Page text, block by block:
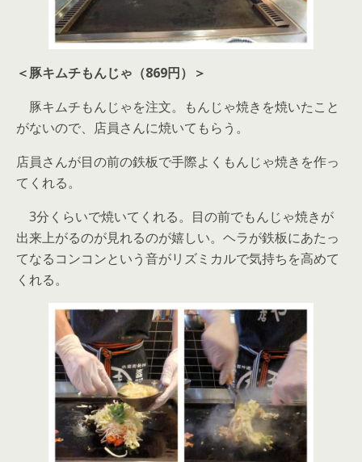
＜豚キムチもんじゃ（869円）＞
豚キムチもんじゃを注文。もんじゃ焼きを焼いたこと
がないので、店員さんに焼いてもらう。
店員さんが目の前の鉄板で手際よくもんじゃ焼きを作っ
てくれる。
3分くらいで焼いてくれる。目の前でもんじゃ焼きが
出来上がるのが見れるのが嬉しい。ヘラが鉄板にあたっ
てなるコンコンという音がリズミカルで気持ちを高めて
くれる。